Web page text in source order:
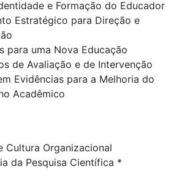
e Formação do Educador
Estratégico para Direção e
para uma Nova Educação
de Avaliação e de Intervenção
Evidências para a Melhoria do
Acadêmico
Cultura Organizacional
da Pesquisa Científica *